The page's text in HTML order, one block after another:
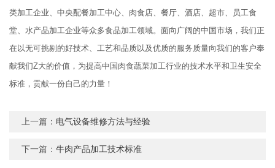
类加工企业、中央配餐加工中心、肉食店、餐厅、酒店、超市、员工食
堂、水产品加工企业等众多食品加工领域。面向广阔的中国市场，我们正
在以无可挑剔的好技术、工艺和品质以及优质的服务质量向我们的客户奉
献我们Z大的价值，为提高中国肉食蔬菜加工行业的技术水平和卫生安全
标准，贡献一份自己的力量！
上一篇： 电气设备维修方法与经验
下一篇：牛肉产品加工技术标准